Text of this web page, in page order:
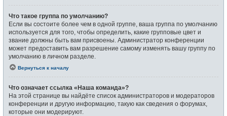
Что такое группа по умолчанию?
Если вы состоите более чем в одной группе, ваша группа по умолчанию
используется для того, чтобы определить, какие групповые цвет и
звание должны быть вам присвоены. Администратор конференции
может предоставить вам разрешение самому изменять вашу группу по
умолчанию в личном разделе.
Вернуться к началу
Что означает ссылка «Наша команда»?
На этой странице вы найдёте список администраторов и модераторов
конференции и другую информацию, такую как сведения о форумах,
которые они модерируют.